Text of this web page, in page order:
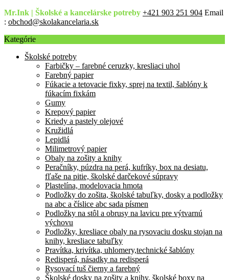
Mr.Ink | Školské a kancelárske potreby +421 903 251 904 Email
: obchod@skolakancelaria.sk
Kategórie
Školské potreby
Farbičky – farebné ceruzky, kresliaci uhol
Farebný papier
Fúkacie a tetovacie fixky, sprej na textil, šablóny k
fúkacím fixkám
Gumy
Krepový papier
Kriedy a pastely olejové
Kružidlá
Lepidlá
Milimetrový papier
Obaly na zošity a knihy
Peračníky, púzdra na perá, kufríky, box na desiatu,
fľaše na pitie, školské darčekové súpravy
Plastelína, modelovacia hmota
Podložky do zošita, školské tabuľky, dosky a podložky
na abc a číslice abc sada písmen
Podložky na stôl a obrusy na lavicu pre výtvarnú
výchovu
Podložky, kresliace obaly na rysovaciu dosku stojan na
knihy, kresliace tabuľky
Pravítka, krivítka, uhlomery,technické šablóny
Redisperá, násadky na redisperá
Rysovací tuš čierny a farebný
Školské dosky na zošity a knihy, školské boxy na